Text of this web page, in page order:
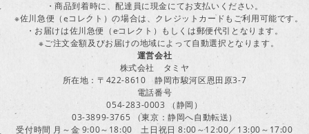
・商品到着時に、配達員に現金にてお支払いください。
※佐川急便（eコレクト）の場合は、クレジットカードもご利用可能です。
・お届けは佐川急便（eコレクト）もしくは郵便代引となります。
※ご注文金額及びお届けの地域によって自動選択となります。
運営会社
株式会社 タミヤ
所在地：〒422-8610 静岡市駿河区恩田原3-7
電話番号
054-283-0003 （静岡）
03-3899-3765 （東京：静岡へ自動転送）
受付時間 月～金 9:00～18:00 土日祝日 8:00～12:00／13:00～17:00